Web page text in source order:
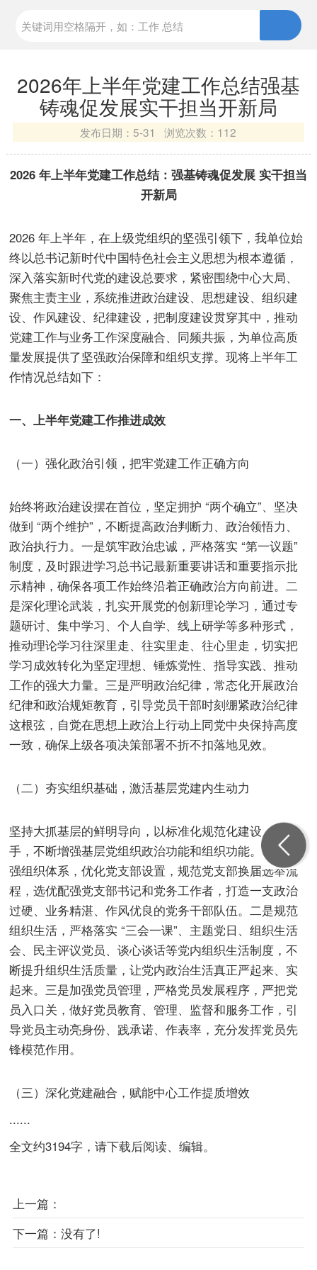
2026年上半年党建工作总结强基
铸魂促发展实干担当开新局
发布日期：5-31 浏览次数： 112
2026 年上半年党建工作总结：强基铸魂促发展 实干担当
开新局
2026 年上半年，在上级党组织的坚强引领下，我单位始
终以总书记新时代中国特色社会主义思想为根本遵循，
深入落实新时代党的建设总要求，紧密围绕中心大局、
聚焦主责主业，系统推进政治建设、思想建设、组织建
设、作风建设、纪律建设，把制度建设贯穿其中，推动
党建工作与业务工作深度融合、同频共振，为单位高质
量发展提供了坚强政治保障和组织支撑。现将上半年工
作情况总结如下：
一、上半年党建工作推进成效
（一）强化政治引领，把牢党建工作正确方向
始终将政治建设摆在首位，坚定拥护 “两个确立”、坚决
做到 “两个维护”，不断提高政治判断力、政治领悟力、
政治执行力。一是筑牢政治忠诚，严格落实 “第一议题”
制度，及时跟进学习总书记最新重要讲话和重要指示批
示精神，确保各项工作始终沿着正确政治方向前进。二
是深化理论武装，扎实开展党的创新理论学习，通过专
题研讨、集中学习、个人自学、线上研学等多种形式，
推动理论学习往深里走、往实里走、往心里走，切实把
学习成效转化为坚定理想、锤炼党性、指导实践、推动
工作的强大力量。三是严明政治纪律，常态化开展政治
纪律和政治规矩教育，引导党员干部时刻绷紧政治纪律
这根弦，自觉在思想上政治上行动上同党中央保持高度
一致，确保上级各项决策部署不折不扣落地见效。
（二）夯实组织基础，激活基层党建内生动力
坚持大抓基层的鲜明导向，以标准化规范化建设为抓
手，不断增强基层党组织政治功能和组织功能。一是建
强组织体系，优化党支部设置，规范党支部换届选举流
程，选优配强党支部书记和党务工作者，打造一支政治
过硬、业务精湛、作风优良的党务干部队伍。二是规范
组织生活，严格落实 “三会一课”、主题党日、组织生活
会、民主评议党员、谈心谈话等党内组织生活制度，不
断提升组织生活质量，让党内政治生活真正严起来、实
起来。三是加强党员管理，严格党员发展程序，严把党
员入口关，做好党员教育、管理、监督和服务工作，引
导党员主动亮身份、践承诺、作表率，充分发挥党员先
锋模范作用。
（三）深化党建融合，赋能中心工作提质增效
......
全文约3194字，请下载后阅读、编辑。
上一篇：
下一篇： 没有了!